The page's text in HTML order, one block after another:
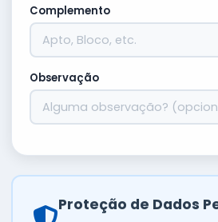
Complemento
Observação
Proteção de Dados